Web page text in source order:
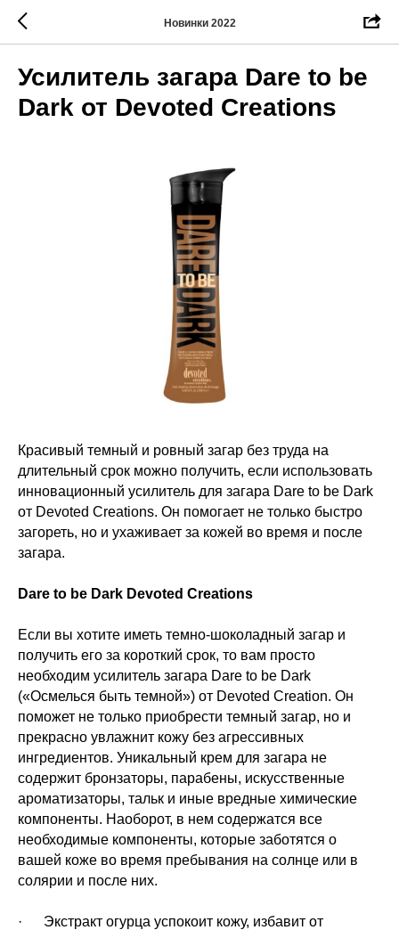
Новинки 2022
Усилитель загара Dare to be
Dark от Devoted Creations
Красивый темный и ровный загар без труда на
длительный срок можно получить, если использовать
инновационный усилитель для загара Dare to be Dark
от Devoted Creations. Он помогает не только быстро
загореть, но и ухаживает за кожей во время и после
загара.
Dare to be Dark Devoted Creations
Если вы хотите иметь темно-шоколадный загар и
получить его за короткий срок, то вам просто
необходим усилитель загара Dare to be Dark
(«Осмелься быть темной») от Devoted Creation. Он
поможет не только приобрести темный загар, но и
прекрасно увлажнит кожу без агрессивных
ингредиентов. Уникальный крем для загара не
содержит бронзаторы, парабены, искусственные
ароматизаторы, тальк и иные вредные химические
компоненты. Наоборот, в нем содержатся все
необходимые компоненты, которые заботятся о
вашей коже во время пребывания на солнце или в
солярии и после них.
· Экстракт огурца успокоит кожу, избавит от